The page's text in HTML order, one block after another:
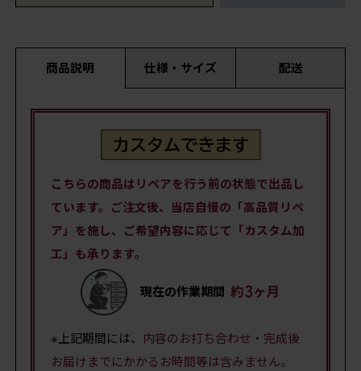
商品説明 仕様・サイズ 配送
こちらの商品はリペアを行う前の状態で出品し
ています。ご注文後、当店自慢の「高品質リペ
ア」を施し、ご希望内容に応じて「カスタム加
工」も承ります。
現在の作業期間
※上記期間には、 内容のお打ち合わせ・完成後
お届けまでにかかるお時間等は含みません。